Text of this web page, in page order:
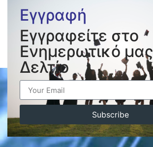
Εγγραφή
Εγγραφείτε στο
Ενημερωτικό μας
Δελτίο
Subscribe